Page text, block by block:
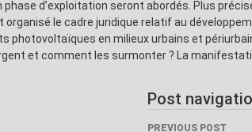
d’exploitation seront abordés. Plus
le cadre juridique relatif au
photovoltaïques en milieux urbains et
et comment les surmonter ? La
Post
PREVIOUS POST